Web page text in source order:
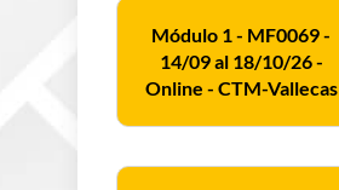
Módulo 1 - MF0069 -
14/09 al 18/10/26 -
Online - CTM-Vallecas